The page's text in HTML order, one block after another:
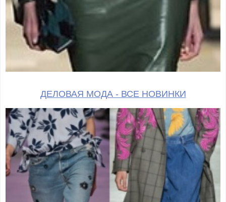
ДЕЛОВАЯ МОДА - ВСЕ НОВИНКИ